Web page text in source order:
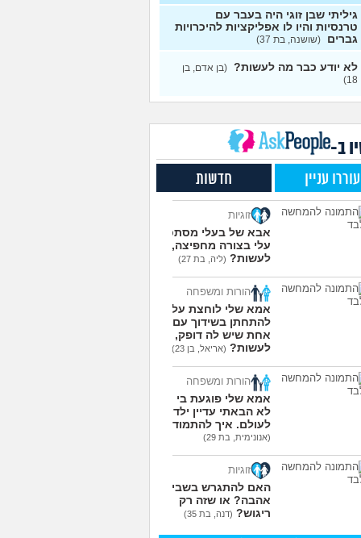
רואים מישהי ברשתות
שהכול אצלה סביב
זה מוריד לכם?
בן 36)
13
עם בת הזוג שלי,
להסביר לה שאני רוצה
(עידן, בן 27)
ביני לבית הזוג, מה
(אנונימי, בן 24) עצות
משלמת בדייטים
(אלי, בן
עצות
איתו היום לדייט ראשון
עוד שאלות חדשות במדור
גיליתי שבן זוגי היה בעבר עם
טרנסיות והיו לו אפליקציות להיכרויות
גברים (שושנה, בת 37)
לא יודע כבר מה לעשות? (בן אדם, בן
18)
ב-
עוררו עניין חדשות
זוגיות
אבא של בעלי מסתכל
עלי בצורה מחפיצה, מה
לעשות? (ליה, בת 27)
הורות ומשפחה
אמא שלי לוחצת עליי
להתחתן בשידוך עם כל
אחת שיש לה דופק, מה
לעשות? (אריאל, בן 23)
הורות ומשפחה
אמא שלי פוגעת בי כי
לא הבאתי עדיין ילדים
לעולם. איך להתמודד?
(אנונימית, בת 29)
זוגיות
האם להתגרש בשביל
אהבה? או שזה רק
ריגוש? (דנה, בת 35)